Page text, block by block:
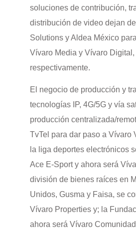
soluciones de contribución,
distribución de video dejan
Solutions y Aldea México
Vívaro Media y Vívaro Digital,
respectivamente.
El negocio de producción y
tecnologías IP, 4G/5G y vía
producción centralizada/
TvTel para dar paso a Vívaro
la liga deportes electrónicos
Ace E-Sport y ahora será
división de bienes raíces en
Unidos, Gusma y Faisa, se
Vívaro Properties y; la
ahora será Vívaro